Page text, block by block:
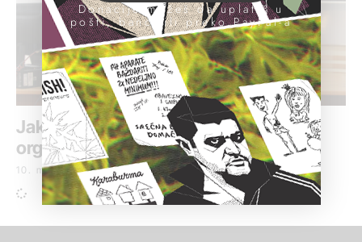
Jake institucije ključ borbe protiv
organizovanog kriminala
10. mart 2016.
Donacije možeš da uplatiš u
pošti, banci ili preko PayPal-a